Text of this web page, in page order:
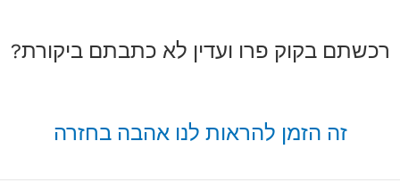
רכשתם בקוק פרו ועדין לא כתבתם ביקורת?
זה הזמן להראות לנו אהבה בחזרה